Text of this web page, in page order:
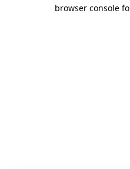
browser console